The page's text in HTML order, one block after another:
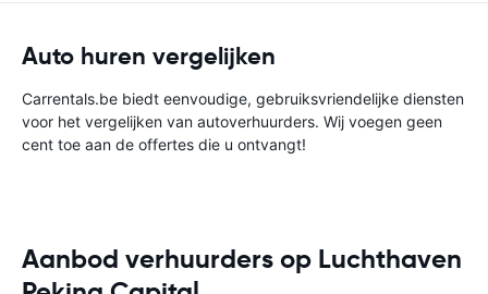
Auto huren vergelijken
Carrentals.be biedt eenvoudige, gebruiksvriendelijke diensten
voor het vergelijken van autoverhuurders. Wij voegen geen
cent toe aan de offertes die u ontvangt!
Aanbod verhuurders op Luchthaven